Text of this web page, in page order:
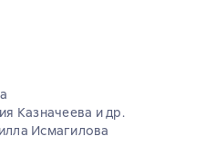
Казначеева и др.
Исмагилова